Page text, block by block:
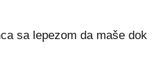
sa lepezom da maše dok